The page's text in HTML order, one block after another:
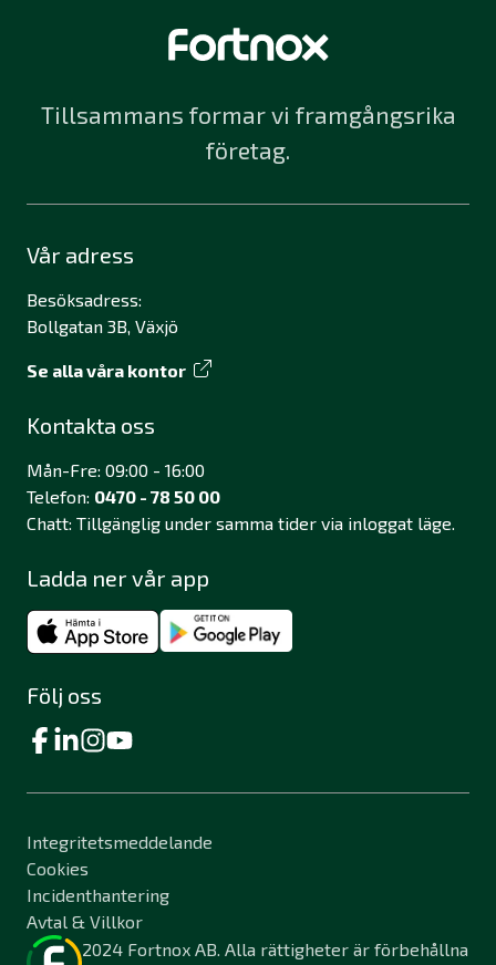
Tillsammans formar vi framgångsrika
företag.
Vår adress
Besöksadress:
Bollgatan 3B, Växjö
Se alla våra kontor
Kontakta oss
Mån-Fre: 09:00 - 16:00
Telefon: 0470 - 78 50 00
Chatt: Tillgänglig under samma tider via inloggat läge.
Ladda ner vår app
Följ oss
Integritetsmeddelande
Cookies
Incidenthantering
Avtal & Villkor
2024 Fortnox AB. Alla rättigheter är förbehållna